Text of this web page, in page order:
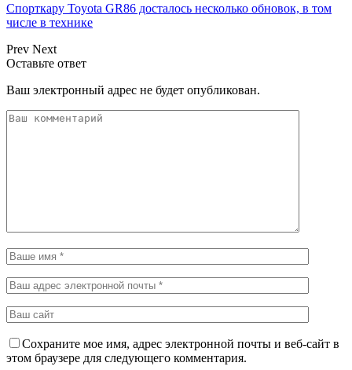
Спорткару Toyota GR86 досталось несколько обновок, в том
числе в технике
Prev Next
Оставьте ответ
Ваш электронный адрес не будет опубликован.
Сохраните мое имя, адрес электронной почты и веб-сайт в
этом браузере для следующего комментария.